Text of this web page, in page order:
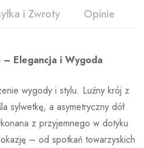
i Zwroty Opinie
– Elegancja i Wygoda
wygody i stylu. Luźny krój z
sylwetkę, a asymetryczny dół
z przyjemnego w dotyku
– od spotkań towarzyskich